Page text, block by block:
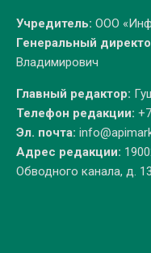
Учредитель: ООО
Генеральный
Владимирович
Главный редактор:
Телефон редакции:
Эл. почта:
Адрес редакции:
Обводного канала, д.